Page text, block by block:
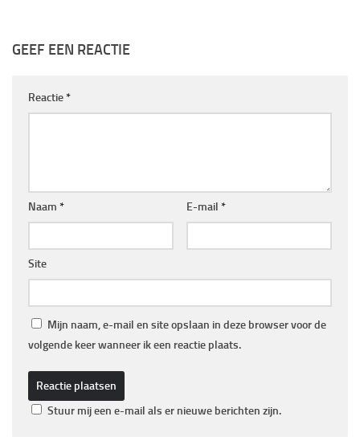
GEEF EEN REACTIE
Reactie*
Naam * E-mail *
Site
Mijn naam, e-mail en site opslaan in deze browser voor de
volgende keer wanneer ik een reactie plaats.
Stuur mij een e-mail als er nieuwe berichten zijn.